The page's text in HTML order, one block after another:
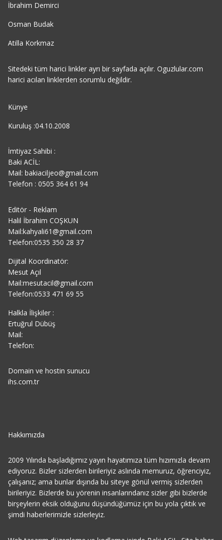
İbrahim Demirci
Osman Budak
Atilla Korkmaz
Sitedeki tüm harici linkler ayrı bir sayfada açılır. Oguzlular.com
harici acılan linklerden sorumlu değildir.
Künye
Kuruluş :04.10.2008
İmtiyaz Sahibi :
Baki ACİL:
Mail: bakiaciljeo@gmail.com
Telefon : 0505 364 61 94
Editör - Reklam
Halil İbrahim COŞKUN
Mail:kahyali61@gmail.com
Telefon:0535 350 28 37
Dijital Koordinatör:
Mesut Açıl
Mail:mesutacil@gmail.com
Telefon:0533 471 69 55
Halkla İlişkiler :
Ertuğrul Dübüş
Mail:
Telefon:
Domain ve hostin sunucu
ihs.com.tr
Hakkımızda
2009 Yılında başladığımız yayın hayatımıza tüm hızımızla devam
ediyoruz. Bizler sizlerden birileriyiz aslında memuruz, öğrenciyiz,
çalışanız; ama bunlar dışında bu siteye gönül vermiş sizlerden
birileriyiz. Bizlerde bu yörenin insanlarındanız sizler gibi bizlerde
birşeylerin eksik olduğunu düşündüğümüz için bu yola çıktık ve
şimdi haberlerimizle sizlerleyiz.